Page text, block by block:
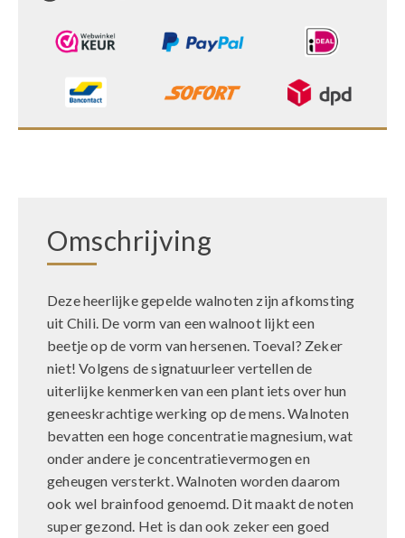
Omschrijving
Deze heerlijke gepelde walnoten zijn afkomsting
uit Chili. De vorm van een walnoot lijkt een
beetje op de vorm van hersenen. Toeval? Zeker
niet! Volgens de signatuurleer vertellen de
uiterlijke kenmerken van een plant iets over hun
geneeskrachtige werking op de mens. Walnoten
bevatten een hoge concentratie magnesium, wat
onder andere je concentratievermogen en
geheugen versterkt. Walnoten worden daarom
ook wel brainfood genoemd. Dit maakt de noten
super gezond. Het is dan ook zeker een goed